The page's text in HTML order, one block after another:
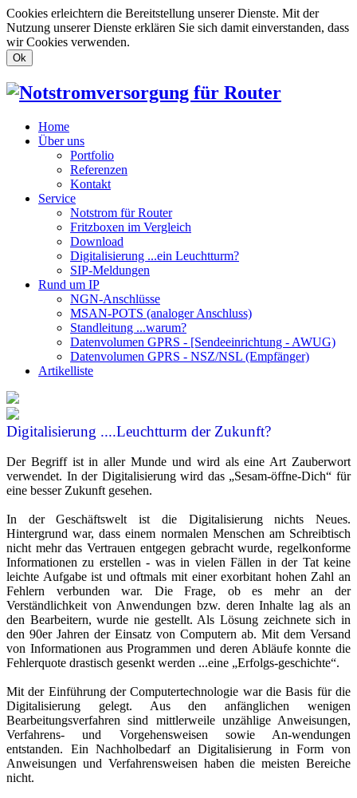
Cookies erleichtern die Bereitstellung unserer Dienste. Mit der
Nutzung unserer Dienste erklären Sie sich damit einverstanden, dass
wir Cookies verwenden.
Ok
Home
Über uns
Portfolio
Referenzen
Kontakt
Service
Notstrom für Router
Fritzboxen im Vergleich
Download
Digitalisierung ...ein Leuchtturm?
SIP-Meldungen
Rund um IP
NGN-Anschlüsse
MSAN-POTS (analoger Anschluss)
Standleitung ...warum?
Datenvolumen GPRS - [Sendeeinrichtung - AWUG)
Datenvolumen GPRS - NSZ/NSL (Empfänger)
Artikelliste
Digitalisierung ....Leuchtturm der Zukunft?
Der Begriff ist in aller Munde und wird als eine Art Zauberwort
verwendet. In der Digitalisierung wird das „Sesam-öffne-Dich“ für
eine besser Zukunft gesehen.
In der Geschäftswelt ist die Digitalisierung nichts Neues.
Hintergrund war, dass einem normalen Menschen am Schreibtisch
nicht mehr das Vertrauen entgegen gebracht wurde, regelkonforme
Informationen zu erstellen - was in vielen Fällen in der Tat keine
leichte Aufgabe ist und oftmals mit einer exorbitant hohen Zahl an
Fehlern verbunden war. Die Frage, ob es mehr an der
Verständlichkeit von Anwendungen bzw. deren Inhalte lag als an
den Bearbeitern, wurde nie gestellt. Als Lösung zeichnete sich in
den 90er Jahren der Einsatz von Computern ab. Mit dem Versand
von Informationen aus Programmen und deren Abläufe konnte die
Fehlerquote drastisch gesenkt werden ...eine „Erfolgs-geschichte“.
Mit der Einführung der Computertechnologie war die Basis für die
Digitalisierung gelegt. Aus den anfänglichen wenigen
Bearbeitungsverfahren sind mittlerweile unzählige Anweisungen,
Verfahrens- und Vorgehensweisen sowie An-wendungen
entstanden. Ein Nachholbedarf an Digitalisierung in Form von
Anweisungen und Verfahrensweisen haben die meisten Bereiche
nicht.